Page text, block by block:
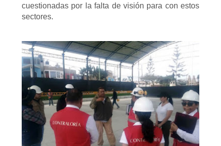
cuestionadas por la falta de visión para con estos
sectores.